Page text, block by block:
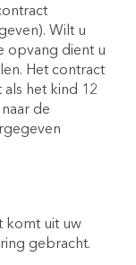
Wilt u
opvang dient u
Het contract
het kind 12
de
komt uit uw
gebracht.